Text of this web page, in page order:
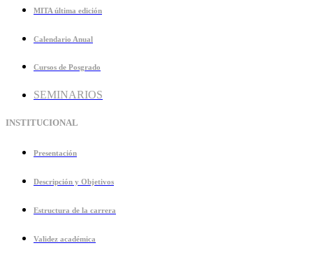
MITA última edición
Calendario Anual
Cursos de Posgrado
SEMINARIOS
INSTITUCIONAL
Presentación
Descripción y Objetivos
Estructura de la carrera
Validez académica